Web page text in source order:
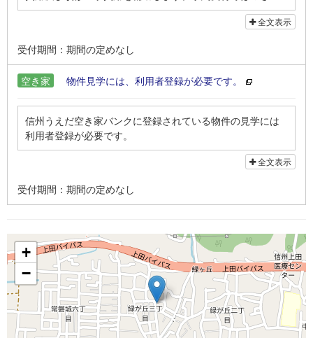
ません。予算が終わり次第終了しますので、ご注意くださ
全文表示
受付期間：期間の定めなし
空き家 物件見学には、利用者登録が必要です。
信州うえだ空き家バンクに登録されている物件の見学には
利用者登録が必要です。
上田市空き家情報バンク制度実施要項をご一読のうえ、利
用者登録申込書に必要事項を記入し、オンラインまたは郵
※利用登録申込者と契約者は同一でお願いします。
全文表示
受付期間：期間の定めなし
+
−